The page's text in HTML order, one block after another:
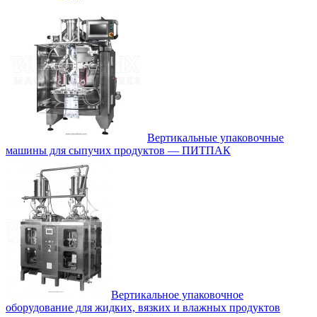
Вертикальные упаковочные
машины для сыпучих продуктов — ПИТПАК
Вертикальное упаковочное
оборудование для жидких, вязких и влажных продуктов